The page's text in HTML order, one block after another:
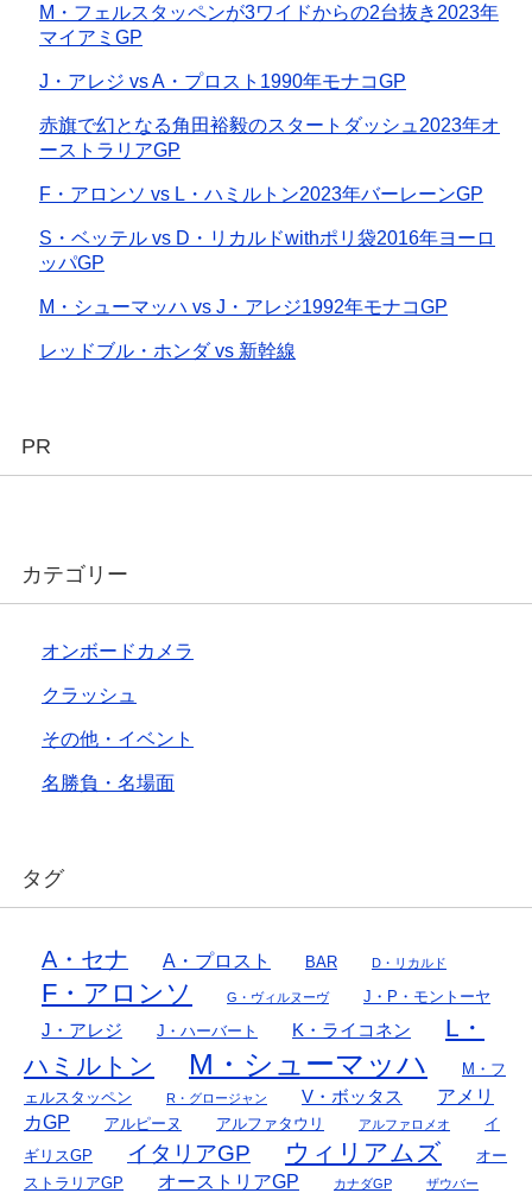
M・フェルスタッペンが3ワイドからの2台抜き2023年
マイアミGP
J・アレジ vs A・プロスト1990年モナコGP
赤旗で幻となる角田裕毅のスタートダッシュ2023年オ
ーストラリアGP
F・アロンソ vs L・ハミルトン2023年バーレーンGP
S・ベッテル vs D・リカルドwithポリ袋2016年ヨーロ
ッパGP
M・シューマッハ vs J・アレジ1992年モナコGP
レッドブル・ホンダ vs 新幹線
PR
カテゴリー
オンボードカメラ
クラッシュ
その他・イベント
名勝負・名場面
タグ
A・セナ A・プロスト BAR D・リカルド
F・アロンソ G・ヴィルヌーヴ J・P・モントーヤ
J・アレジ J・ハーバート K・ライコネン
L・
ハミルトン
M・シューマッハ
M・フ
ェルスタッペン
R・グロージャン V・ボッタス
アメリ
カGP
アルピーヌ アルファタウリ アルファロメオ
イ
ギリスGP
イタリアGP ウィリアムズ
オー
ストラリアGP
オーストリアGP カナダGP ザウバー